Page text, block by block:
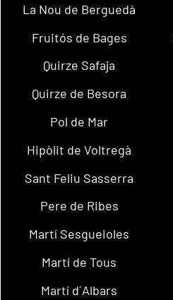
La Nou de Berguedà
Fruitós de Bages
Quirze Safaja
Quirze de Besora
Pol de Mar
Hipòlit de Voltregà
Sant Feliu Sasserra
Pere de Ribes
Martí Sesgueioles
Martí de Tous
Martí d´Albars